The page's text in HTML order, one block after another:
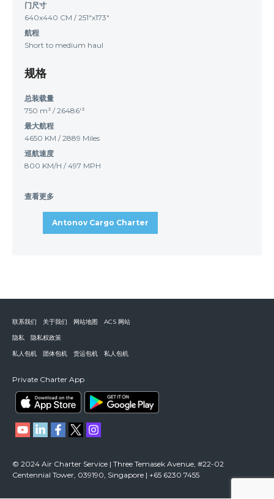
门尺寸
640x440 CM / 251"x173"
航程
Short to medium haul
规格
总装载量
750 m³ / 26486'³
最大航程
4650 KM / 2889 Miles
巡航速度
800 KM/H / 497 MPH
查看更多
Antonov Cargo Charter
联系我们 关于我们 网站地图
ACS 网站
隐私
隐私权政策
私人包机
团体包机 货运包机 私人包机
Private Charter App
© 2024 Air Charter Service | Three Temasek Avenue, #22-02
Centennial Tower, 039190, Singapore | +65 6230 7455